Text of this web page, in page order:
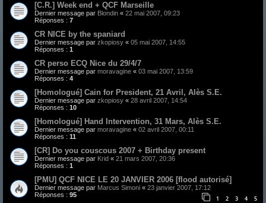
[C.R.] Week end + QCF Marseille
Dernier message par Blondin « 22 mai 2007, 09:23
Réponses : 7
CR NICE by the spaniard
Dernier message par zkopiosy « 05 mai 2007, 14:55
Réponses : 1
CR perso ECQ Nice du 29/4/7
Dernier message par moravagine « 03 mai 2007, 13:59
Réponses : 4
[Homologué] Cain for President, 21 Avril, Alès S.E.
Dernier message par zkopiosy « 28 avril 2007, 14:54
Réponses : 10
[Homologué] Hand Intervention, 31 Mars, Alès S.E.
Dernier message par moravagine « 02 avril 2007, 00:11
Réponses : 11
[CR] Do you couscous 2007 + Birthday present
Dernier message par Krid « 21 mars 2007, 20:36
Réponses : 1
[PMU] QCF NICE LE 20 JANVIER 2006 [flood autorisé]
Dernier message par Marcus Simoni « 23 janvier 2007, 17:12
Réponses : 95 1 2 3 4 5